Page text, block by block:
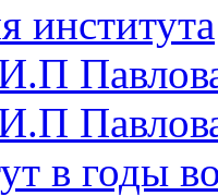
института
в годы